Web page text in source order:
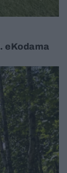
eKodama